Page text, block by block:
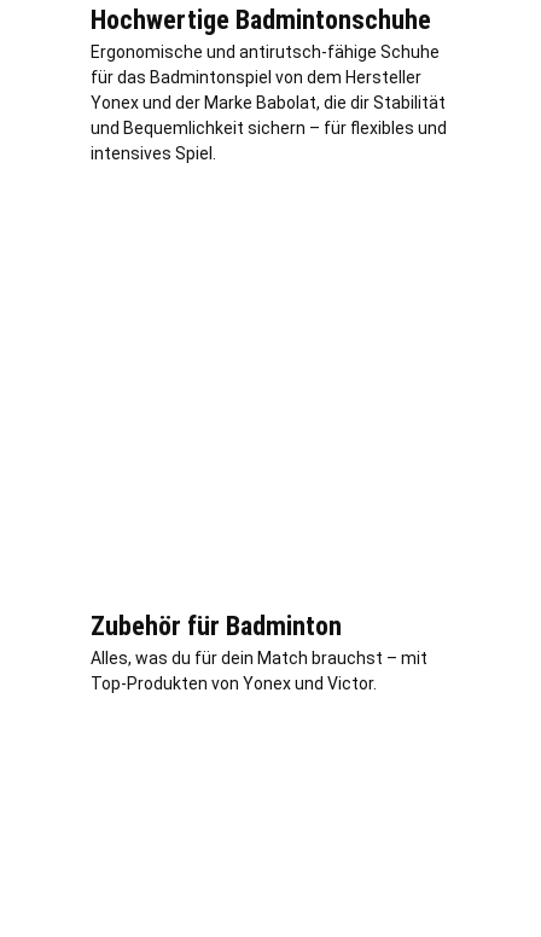
Hochwertige Badmintonschuhe
Ergonomische und antirutsch-fähige Schuhe
für das Badmintonspiel von dem Hersteller
Yonex und der Marke Babolat, die dir Stabilität
und Bequemlichkeit sichern – für flexibles und
intensives Spiel.
Zubehör für Badminton
Alles, was du für dein Match brauchst – mit
Top-Produkten von Yonex und Victor.